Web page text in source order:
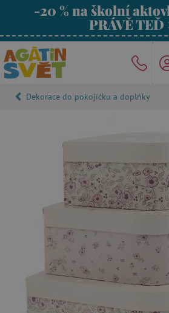
-20 % na školní
PRÁVĚ TEĎ
Dekorace do pokojíčku a doplňky